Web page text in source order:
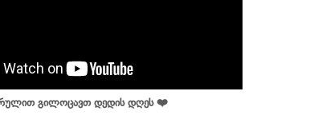
გილოცავთ დედის დღეს ❤️